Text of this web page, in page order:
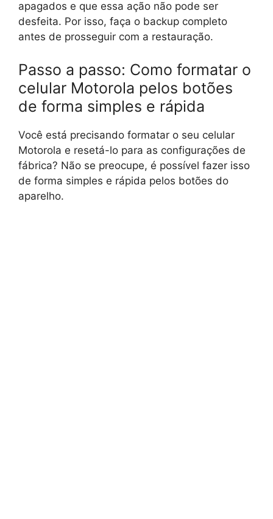
apagados e que essa ação não pode ser
desfeita. Por isso, faça o backup completo
antes de prosseguir com a restauração.
Passo a passo: Como formatar o
celular Motorola pelos botões
de forma simples e rápida
Você está precisando formatar o seu celular
Motorola e resetá-lo para as configurações de
fábrica? Não se preocupe, é possível fazer isso
de forma simples e rápida pelos botões do
aparelho.